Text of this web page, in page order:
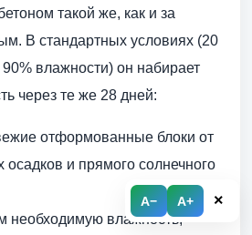
A− A+ ×
такой же, как и за
В стандартных условиях (20
влажности) он набирает
через те же 28 дней:
отформованные блоки от
и прямого солнечного
необходимую влажность,